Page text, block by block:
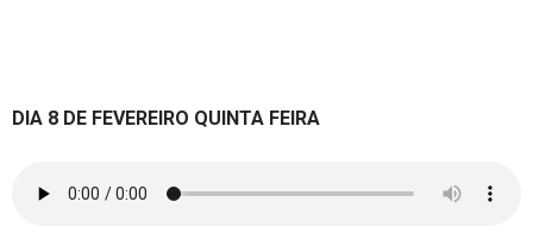
DIA 8 DE FEVEREIRO QUINTA FEIRA